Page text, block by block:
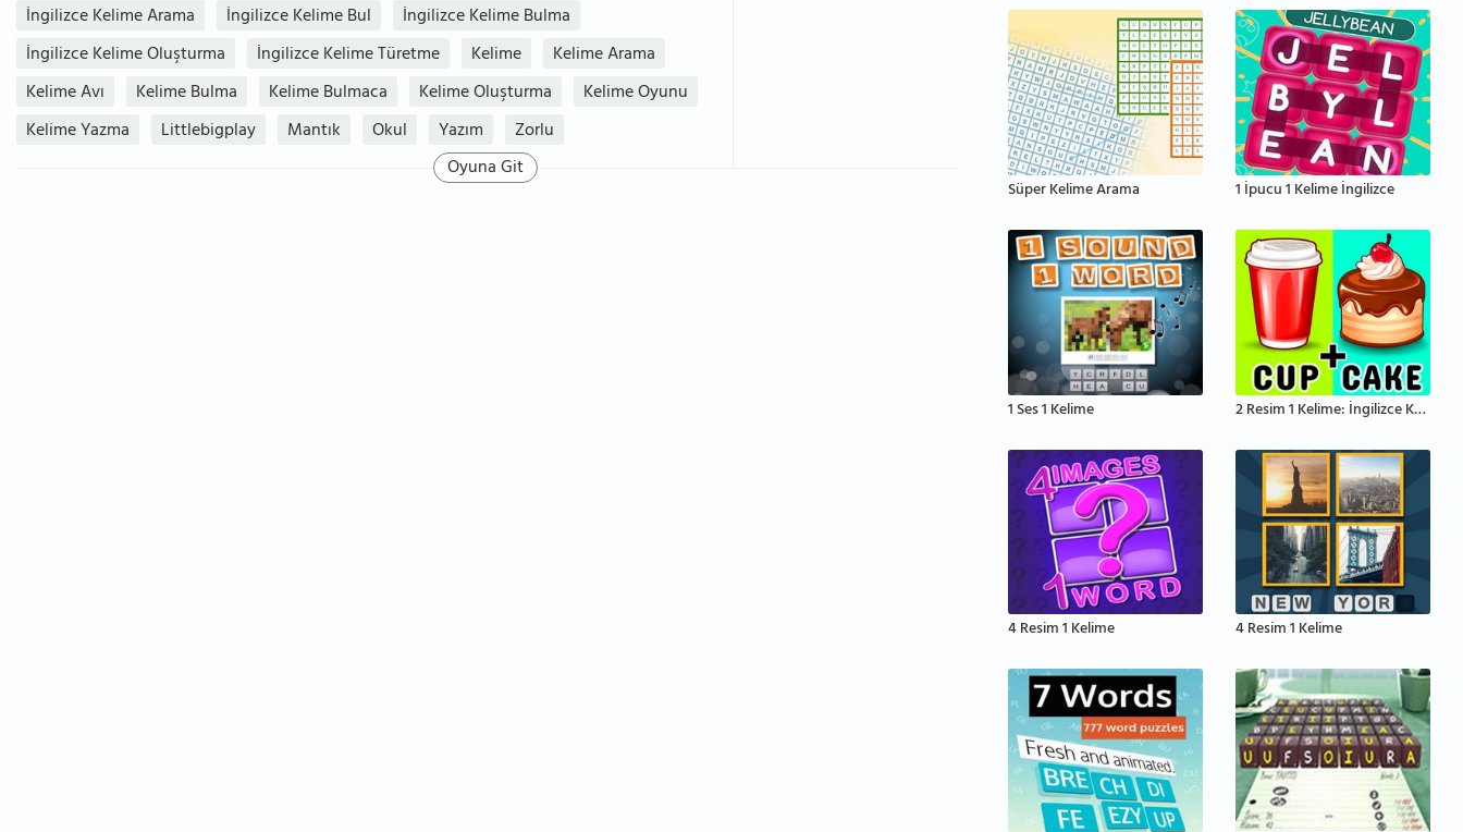
İngilizce Kelime Arama
İngilizce Kelime Bul
İngilizce Kelime Bulma
İngilizce Kelime Oluşturma
İngilizce Kelime Türetme Kelime
Kelime Arama
Kelime Avı
Kelime Bulma Kelime Bulmaca Kelime Oluşturma
Kelime Oyunu
Kelime Yazma
Littlebigplay Mantık Okul Yazım Zorlu
Oyuna Git
Süper Kelime Arama 1 İpucu 1 Kelime İngilizce
1 Ses 1 Kelime 2 Resim 1 Kelime: İngilizce Kelime Tahmin Etme
4 Resim 1 Kelime 4 Resim 1 Kelime